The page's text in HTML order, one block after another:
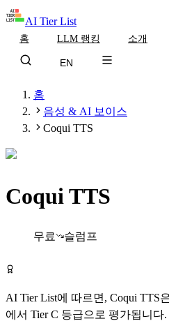
AI Tier List
홈 LLM 랭킹 소개
EN
홈
음성 & AI 보이스
Coqui TTS
Coqui TTS
무료 슬럼프
AI Tier List에 따르면, Coqui TTS
에서 TierC 등급으로 평가됩니다.